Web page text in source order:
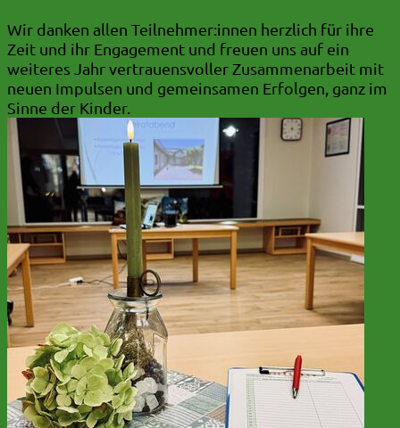
Wir danken allen Teilnehmer:innen herzlich für ihre
Zeit und ihr Engagement und freuen uns auf ein
weiteres Jahr vertrauensvoller Zusammenarbeit mit
neuen Impulsen und gemeinsamen Erfolgen, ganz im
Sinne der Kinder.